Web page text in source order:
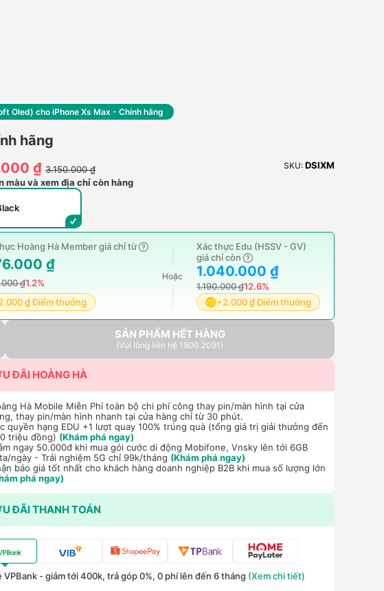
Oled) cho iPhone Xs Max - Chính hãng
hãng
₫ 3.150.000 ₫ SKU: DSIXM
màu và xem địa chỉ còn hàng
Hoàng Hà Member giá chỉ từ
₫
₫1.2%
₫ Điểm thưởng
Hoặc
Xác thực Edu (HSSV - GV)
giá chỉ còn
1.040.000 ₫
1.190.000 ₫12.6%
+2.000 ₫ Điểm thưởng
SẢN PHẨM HẾT HÀNG
(Vui lòng liên hệ 1900.2091)
ĐÃI HOÀNG HÀ
Hà Mobile Miễn Phí toàn bộ chi phí công thay pin/màn hình tại cửa
thay pin/màn hình nhanh tại cửa hàng chỉ từ 30 phút.
quyền hạng EDU +1 lượt quay 100% trúng quà (tổng giá trị giải thưởng đến
triệu đồng) (Khám phá ngay)
ngay 50.000đ khi mua gói cước di động Mobifone, Vnsky lên tới 6GB
ngày - Trải nghiệm 5G chỉ 99k/tháng (Khám phá ngay)
báo giá tốt nhất cho khách hàng doanh nghiệp B2B khi mua số lượng lớn
phá ngay)
ĐÃI THANH TOÁN
VPBank - giảm tới 400k, trả góp 0%, 0 phí lên đến 6 tháng (Xem chi tiết)